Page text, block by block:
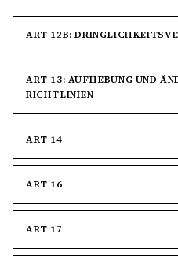
ART 12B:
ART 13: AUFHEBUNG UND
RICHTLINIEN
ART 14
ART 16
ART 17